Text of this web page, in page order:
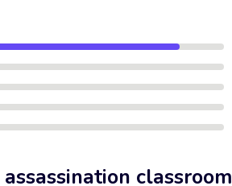
assassination classroom